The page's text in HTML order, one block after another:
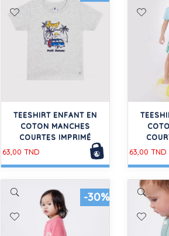
TEESHIRT ENFANT EN
COTON MANCHES
COURTES IMPRIMÉ
63,00 TND 63,00 TND
-30%